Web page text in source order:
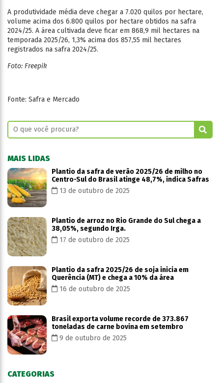
A produtividade média deve chegar a 7.020 quilos por hectare,
volume acima dos 6.800 quilos por hectare obtidos na safra
2024/25. A área cultivada deve ficar em 868,9 mil hectares na
temporada 2025/26, 1,3% acima dos 857,55 mil hectares
registrados na safra 2024/25.
Foto: Freepik
Fonte: Safra e Mercado
MAIS LIDAS
Plantio da safra de verão 2025/26 de milho no
Centro-Sul do Brasil atinge 48,7%, indica Safras
13 de outubro de 2025
Plantio de arroz no Rio Grande do Sul chega a
38,05%, segundo Irga.
17 de outubro de 2025
Plantio da safra 2025/26 de soja inicia em
Querência (MT) e chega a 10% da área
16 de outubro de 2025
Brasil exporta volume recorde de 373.867
toneladas de carne bovina em setembro
9 de outubro de 2025
CATEGORIAS